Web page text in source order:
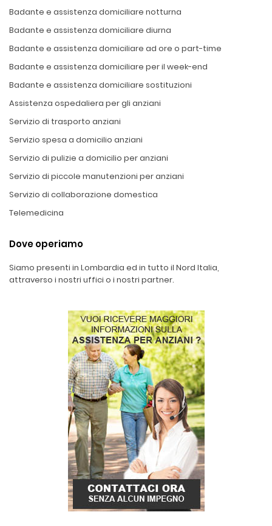
Badante e assistenza domiciliare notturna
Badante e assistenza domiciliare diurna
Badante e assistenza domiciliare ad ore o part-time
Badante e assistenza domiciliare per il week-end
Badante e assistenza domiciliare sostituzioni
Assistenza ospedaliera per gli anziani
Servizio di trasporto anziani
Servizio spesa a domicilio anziani
Servizio di pulizie a domicilio per anziani
Servizio di piccole manutenzioni per anziani
Servizio di collaborazione domestica
Telemedicina
Dove operiamo
Siamo presenti in Lombardia ed in tutto il Nord Italia,
attraverso i nostri uffici o i nostri partner.